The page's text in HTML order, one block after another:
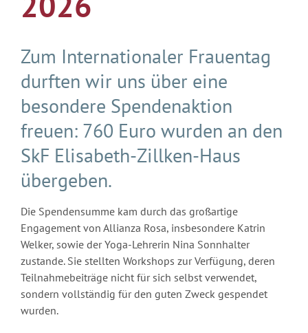
Zum Internationaler Frauentag
durften wir uns über eine
besondere Spendenaktion
freuen: 760 Euro wurden an den
SkF Elisabeth-Zillken-Haus
übergeben.
Die Spendensumme kam durch das großartige
Engagement von Allianza Rosa, insbesondere Katrin
Welker, sowie der Yoga-Lehrerin Nina Sonnhalter
zustande. Sie stellten Workshops zur Verfügung, deren
Teilnahmebeiträge nicht für sich selbst verwendet,
sondern vollständig für den guten Zweck gespendet
wurden.